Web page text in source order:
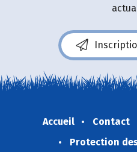
Accueil Contact
Protection